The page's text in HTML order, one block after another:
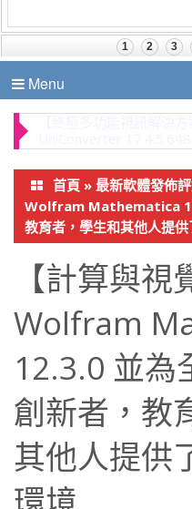
Menu
首頁 » 最新軟體發佈
Wolfram Mathematica
教育者，學生和其他人提
【計算與視
Wolfram
12.3.0 並為
創新者，教
其他人提供